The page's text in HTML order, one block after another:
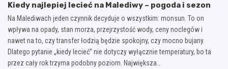
Kiedy najlepiej lecieć na Malediwy – pogoda i sezon
Na Malediwach jeden czynnik decyduje o wszystkim: monsun. To on
wpływa na opady, stan morza, przejrzystość wody, ceny noclegów i
nawet na to, czy transfer łodzią będzie spokojny, czy mocno bujany.
Dlatego pytanie „kiedy lecieć” nie dotyczy wyłącznie temperatury, bo ta
przez cały rok trzyma podobny poziom. Największa…